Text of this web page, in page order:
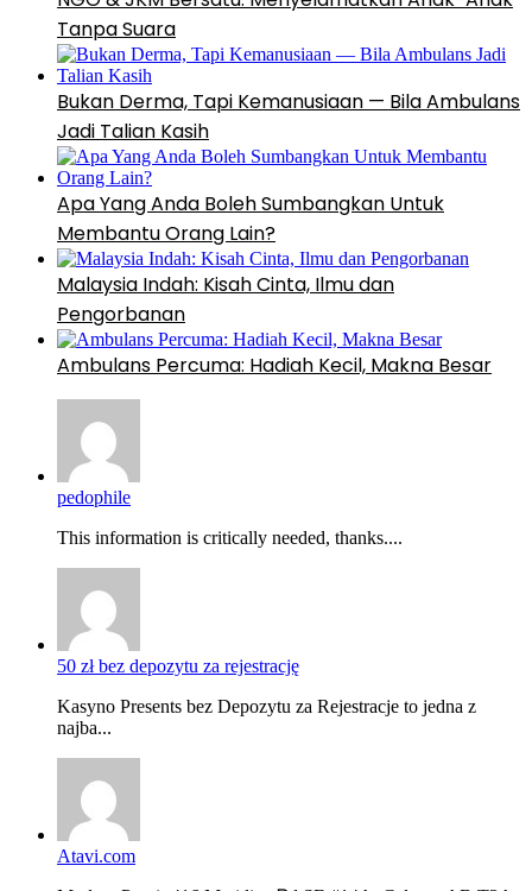
Tanpa Suara
Bukan Derma, Tapi Kemanusiaan — Bila Ambulans
Jadi Talian Kasih
Apa Yang Anda Boleh Sumbangkan Untuk
Membantu Orang Lain?
Malaysia Indah: Kisah Cinta, Ilmu dan
Pengorbanan
Ambulans Percuma: Hadiah Kecil, Makna Besar
pedophile
This information is critically needed, thanks....
50 zł bez depozytu za rejestrację
Kasyno Presents bez Depozytu za Rejestracje to jedna z
najba...
Atavi.com